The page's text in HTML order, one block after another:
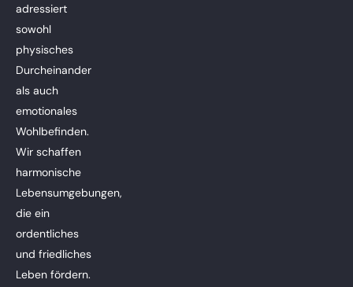
adressiert
sowohl
physisches
Durcheinander
als auch
emotionales
Wohlbefinden.
Wir schaffen
harmonische
Lebensumgebungen,
die ein
ordentliches
und friedliches
Leben fördern.